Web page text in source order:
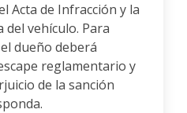
Acta de Infracción y la
vehículo. Para
dueño deberá
reglamentario y
de la sanción